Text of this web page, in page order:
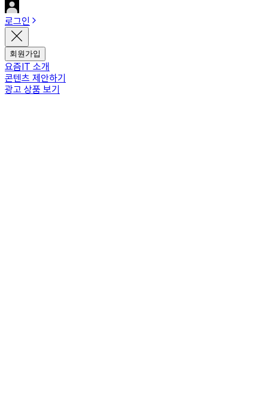
로그인
회원가입
요즘IT 소개
콘텐츠 제안하기
광고 상품 보기